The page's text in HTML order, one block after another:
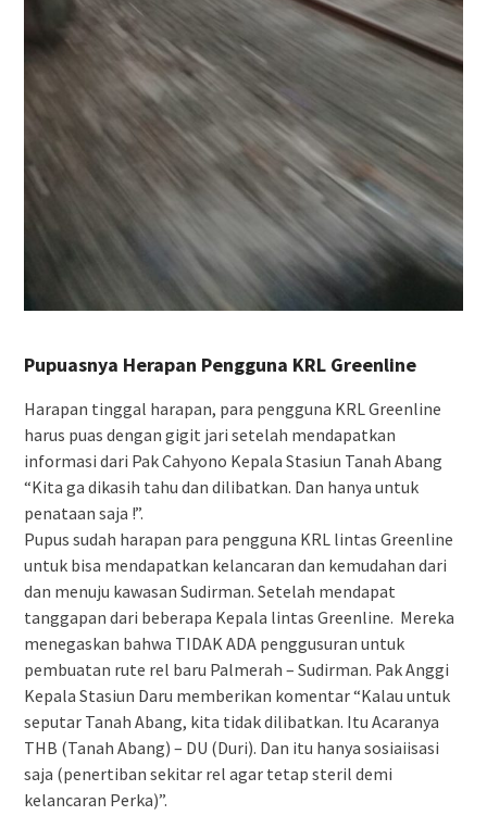
Pupuasnya Herapan Pengguna KRL Greenline
Harapan tinggal harapan, para pengguna KRL Greenline
harus puas dengan gigit jari setelah mendapatkan
informasi dari Pak Cahyono Kepala Stasiun Tanah Abang
“Kita ga dikasih tahu dan dilibatkan. Dan hanya untuk
penataan saja !”.
Pupus sudah harapan para pengguna KRL lintas Greenline
untuk bisa mendapatkan kelancaran dan kemudahan dari
dan menuju kawasan Sudirman. Setelah mendapat
tanggapan dari beberapa Kepala lintas Greenline. Mereka
menegaskan bahwa TIDAK ADA penggusuran untuk
pembuatan rute rel baru Palmerah – Sudirman. Pak Anggi
Kepala Stasiun Daru memberikan komentar “Kalau untuk
seputar Tanah Abang, kita tidak dilibatkan. Itu Acaranya
THB (Tanah Abang) – DU (Duri). Dan itu hanya sosiaiisasi
saja (penertiban sekitar rel agar tetap steril demi
kelancaran Perka)”.